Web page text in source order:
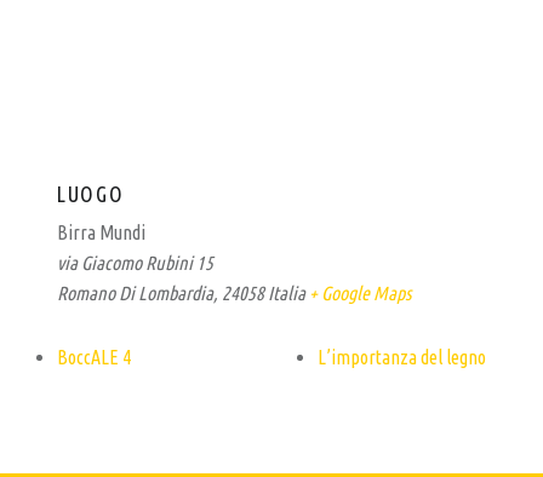
LUOGO
Birra Mundi
via Giacomo Rubini 15
Romano Di Lombardia, 24058 Italia + Google Maps
BoccALE 4 L’importanza del legno